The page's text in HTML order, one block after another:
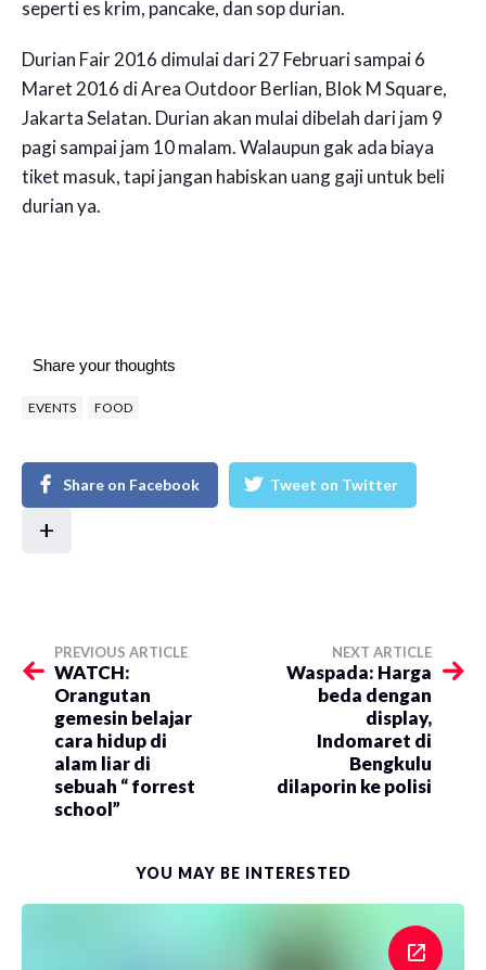
seperti es krim, pancake, dan sop durian.
Durian Fair 2016 dimulai dari 27 Februari sampai 6
Maret 2016 di Area Outdoor Berlian, Blok M Square,
Jakarta Selatan. Durian akan mulai dibelah dari jam 9
pagi sampai jam 10 malam. Walaupun gak ada biaya
tiket masuk, tapi jangan habiskan uang gaji untuk beli
durian ya.
Share your thoughts
EVENTS FOOD
Share on Facebook Tweet on Twitter
+
PREVIOUS ARTICLE
WATCH:
Orangutan
gemesin belajar
cara hidup di
alam liar di
sebuah “ forrest
school”
NEXT ARTICLE
Waspada: Harga
beda dengan
display,
Indomaret di
Bengkulu
dilaporin ke polisi
YOU MAY BE INTERESTED